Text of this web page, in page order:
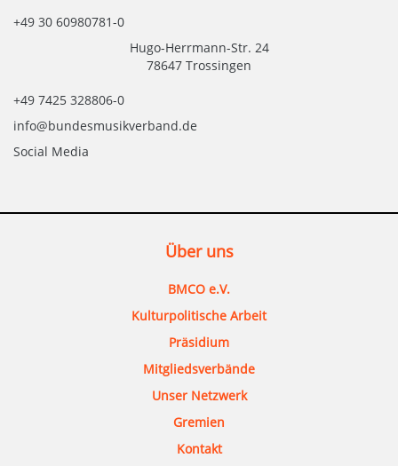
+49 30 60980781-0
Hugo-Herrmann-Str. 24
78647 Trossingen
+49 7425 328806-0
info@bundesmusikverband.de
Social Media
Über uns
BMCO e.V.
Kulturpolitische Arbeit
Präsidium
Mitgliedsverbände
Unser Netzwerk
Gremien
Kontakt